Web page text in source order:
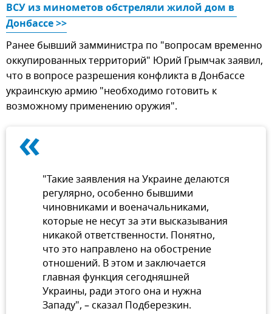
ВСУ из минометов обстреляли жилой дом в
Донбассе >>
Ранее бывший замминистра по "вопросам временно
оккупированных территорий" Юрий Грымчак заявил,
что в вопросе разрешения конфликта в Донбассе
украинскую армию "необходимо готовить к
возможному применению оружия".
« "Такие заявления на Украине делаются
регулярно, особенно бывшими
чиновниками и военачальниками,
которые не несут за эти высказывания
никакой ответственности. Понятно,
что это направлено на обострение
отношений. В этом и заключается
главная функция сегодняшней
Украины, ради этого она и нужна
Западу", – сказал Подберезкин.